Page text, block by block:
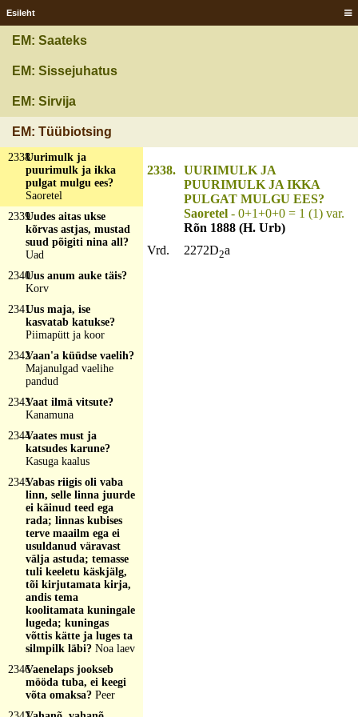
Esileht
EM: Saateks
EM: Sissejuhatus
EM: Sirvija
EM: Tüübiotsing
hoolab omast kohast?
tulla, vananaeste
nühkä-nähkä, all vüü,
Utt-tutt põllu peal toa
taga, suitsuhage selja
taga?Äke
2338Uurimulk ja
puurimulk ja ikka
pulgat mulgu ees?
Saoretel
2339Uudes aitas ukse
kõrvas astjas, mustad
suud põigiti nina all?
Uad
2340Uus anum auke täis?
Korv
2341Uus maja, ise
kasvatab katukse?
Piimapütt ja koor
2342Vaan'a küüdse vaelih?
Majanulgad vaelihe
pandud
2343Vaat ilmä vitsute?
Kanamuna
2344Vaates must ja
katsudes karune?
Kasuga kaalus
2345Vabas riigis oli vaba
linn, selle linna juurde
ei käinud teed ega
rada; linnas kubises
terve maailm ega ei
usuldanud väravast
välja astuda; temasse
tuli keeletu käskjälg,
tõi kirjutamata kirja,
andis tema
koolitamata kuningale
lugeda; kuningas
võttis kätte ja luges ta
silmpilk läbi? Noa laev
2346Vaenelaps jookseb
mööda tuba, ei keegi
võta omaksa? Peer
2338. UURIMULK JA
PUURIMULK JA IKKA
PULGAT MULGU EES?
Saoretel - 0+1+0+0 = 1 (1) var.
Rõn 1888 (H. Urb)
Vrd.
2272D2a